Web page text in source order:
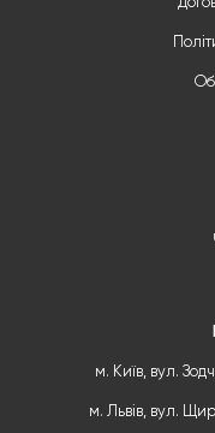
м. Київ, вул.
м. Львів, вул.